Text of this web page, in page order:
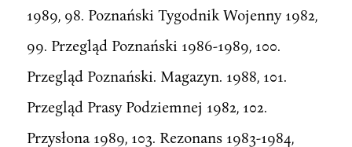
1989, 98. Poznański Tygodnik Wojenny 1982,
99. Przegląd Poznański 1986-1989, 100.
Przegląd Poznański. Magazyn. 1988, 101.
Przegląd Prasy Podziemnej 1982, 102.
Przysłona 1989, 103. Rezonans 1983-1984,